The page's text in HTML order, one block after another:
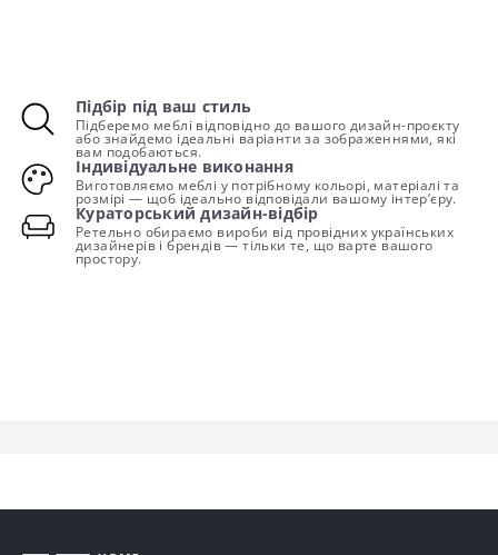
Підбір під ваш стиль
Підберемо меблі відповідно до вашого дизайн-проєкту
або знайдемо ідеальні варіанти за зображеннями, які
вам подобаються.
Індивідуальне виконання
Виготовляємо меблі у потрібному кольорі, матеріалі та
розмірі — щоб ідеально відповідали вашому інтер’єру.
Кураторський дизайн-відбір
Ретельно обираємо вироби від провідних українських
дизайнерів і брендів — тільки те, що варте вашого
простору.